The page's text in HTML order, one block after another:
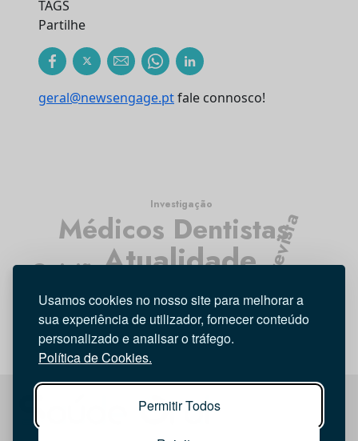
Usamos cookies no nosso site para melhorar a
sua experiência de utilizador, fornecer conteúdo
personalizado e analisar o tráfego.
Política de Cookies.
Permitir Todos
TAGS
Partilhe
geral@newsengage.ptfale connosco!
Atualidade
Médicos Dentistas
Entrevista
Opinião
Tecnologia
Investigação